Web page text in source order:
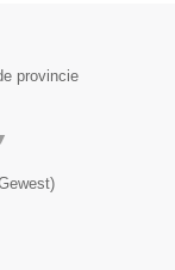
provincie
)